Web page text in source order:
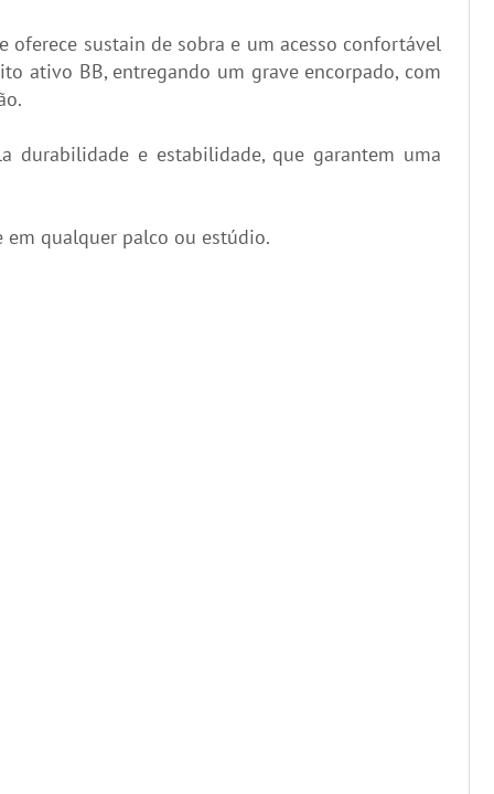
sustain de sobra e um acesso confortável
ativo BB, entregando um grave encorpado, com
durabilidade e estabilidade, que garantem uma
qualquer palco ou estúdio.